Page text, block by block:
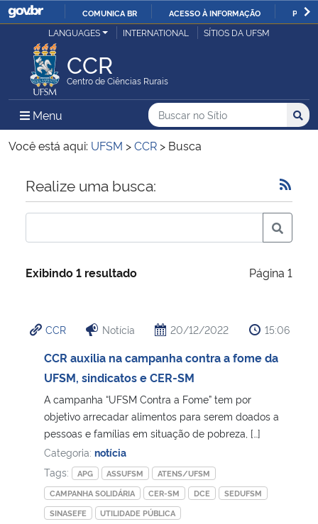
IR
COMUNICA BR ACESSO À INFORMAÇÃO
Ministério da Justiça e Segurança Pública
Ministério da Defesa
Ministério das Relações Exteriores
Ministério da Economia
Ministério da Infraestrutura
Ministério da Cidadania
Ministério de Minas e Energia
Ministério da Ciência, Tecnologia, Inovações e Comunicações
Ministério do Meio Ambiente
Ministério do Turismo
LANGUAGES INTERNATIONAL SÍTIOS DA UFSM
CCR
Centro de Ciências Rurais
Menu Menu Principal do Sítio
Busca
Buscar no no Sítio
Busca:
Você está aqui: UFSM >CCR > Busca
Início do conteúdo
Realize uma busca:
Exibindo 1 resultado Página 1
CCR Notícia 20/12/2022 15:06
CCR auxilia na campanha contra a fome da
UFSM, sindicatos e CER-SM
A campanha “UFSM Contra a Fome” tem por
objetivo arrecadar alimentos para serem doados a
pessoas e famílias em situação de pobreza, […]
Categoria: notícia
Tags:
APG ASSUFSM
ATENS/UFSM
CAMPANHA SOLIDÁRIA
CER-SM DCE
SEDUFSM
SINASEFE
UTILIDADE PÚBLICA